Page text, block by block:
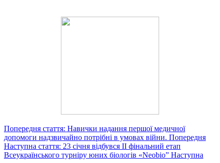
Попередня стаття: Навички надання першої медичної
допомоги надзвичайно потрібні в умовах війни. Попередня
Наступна стаття: 23 січня відбувся ІІ фінальний етап
Всеукраїнського турніру юних біологів «Neobio” Наступна